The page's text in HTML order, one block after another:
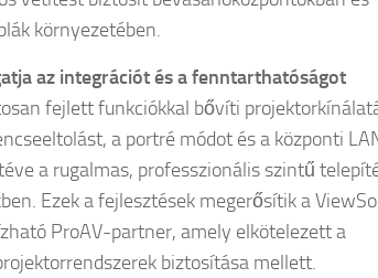
környezetében.
az integrációt és a fenntarthatóságot
fejlett funkciókkal bővíti
a portré módot és a központi
a rugalmas, professzionális szintű
Ezek a fejlesztések megerősítik a
ProAV-partner, amely elkötelezett a
biztosítása mellett.